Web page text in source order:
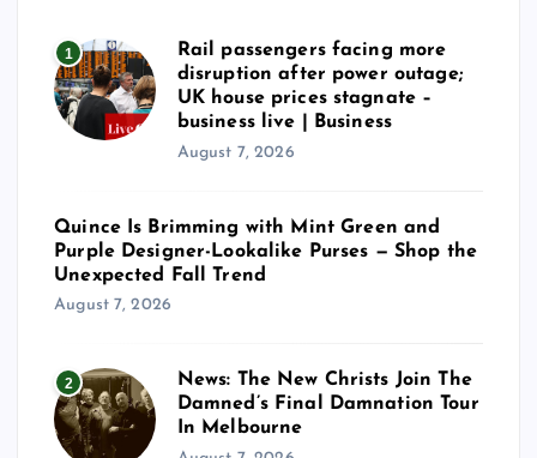
1
Rail passengers facing more
disruption after power outage;
UK house prices stagnate –
business live | Business
August 7, 2026
Quince Is Brimming with Mint Green and
Purple Designer-Lookalike Purses — Shop the
Unexpected Fall Trend
August 7, 2026
2
News: The New Christs Join The
Damned’s Final Damnation Tour
In Melbourne